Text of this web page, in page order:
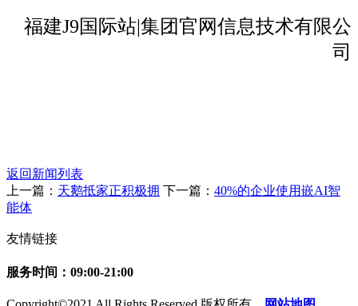
福建J9国际站|集团官网信息技术有限公
司
返回新闻列表
上一篇： 天鹅抵家正积极拥 下一篇： 40%的企业使用嵌AI智
能体
友情链接
服务时间：09:00-21:00